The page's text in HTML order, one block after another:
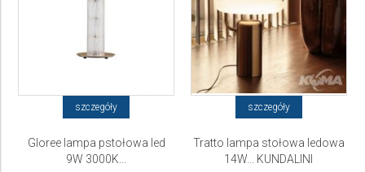
szczegóły
Gloree lampa pstołowa led
9W 3000K...
szczegóły
Tratto lampa stołowa ledowa
14W... KUNDALINI